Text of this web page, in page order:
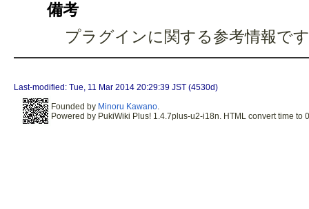
備考
プラグインに関する参考情報で
Last-modified: Tue, 11 Mar 2014 20:29:39 JST (4530d)
Founded by Minoru Kawano
Powered by PukiWiki Plus! 1.4.7plus-u2-i18n. HTML convert time to